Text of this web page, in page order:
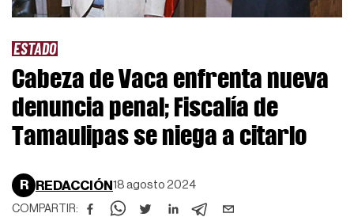
ESTADO
Cabeza de Vaca enfrenta nueva
denuncia penal; Fiscalía de
Tamaulipas se niega a citarlo
R REDACCIÓN 18 agosto 2024
COMPARTIR: